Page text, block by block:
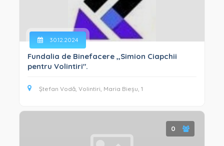
30.12.2024
Fundalia de Binefacere ,,Simion Ciapchii
pentru Volintiri".
Ștefan Vodă, Volintiri, Maria Bieșu, 1
0